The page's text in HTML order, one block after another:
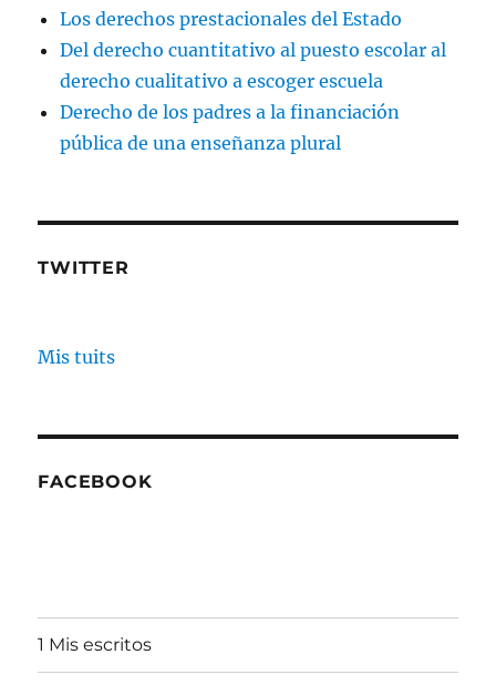
Los derechos prestacionales del Estado
Del derecho cuantitativo al puesto escolar al
derecho cualitativo a escoger escuela
Derecho de los padres a la financiación
pública de una enseñanza plural
TWITTER
Mis tuits
FACEBOOK
1 Mis escritos